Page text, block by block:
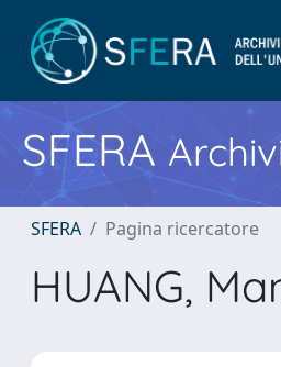
SFERA
SFERA Pagina ricercatore
HUANG,